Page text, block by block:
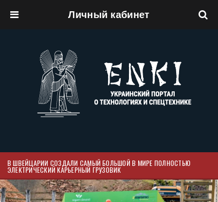
Личный кабинет
В ШВЕЙЦАРИИ СОЗДАЛИ САМЫЙ БОЛЬШОЙ В МИРЕ ПОЛНОСТЬЮ
ЭЛЕКТРИЧЕСКИЙ КАРЬЕРНЫЙ ГРУЗОВИК